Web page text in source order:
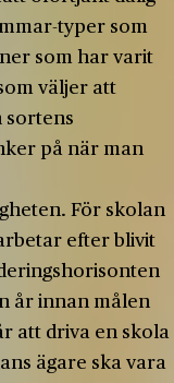
typer som
som har varit
väljer att
sortens
på när man
För skolan
efter blivit
år innan målen
att driva en skola
ägare ska vara